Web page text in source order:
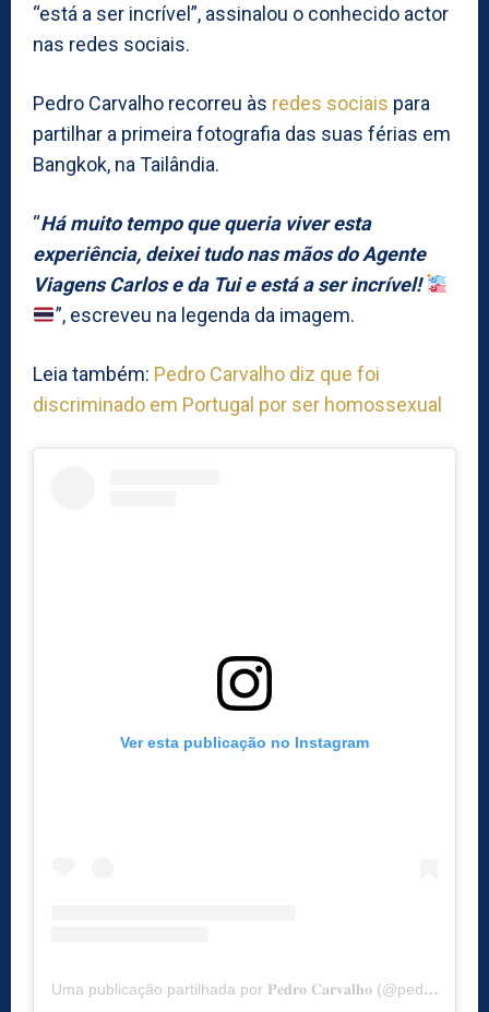
“está a ser incrível”, assinalou o conhecido actor
nas redes sociais.
Pedro Carvalho recorreu às redes sociais para
partilhar a primeira fotografia das suas férias em
Bangkok, na Tailândia.
“Há muito tempo que queria viver esta
experiência, deixei tudo nas mãos do Agente
Viagens Carlos e da Tui e está a ser incrível!
”, escreveu na legenda da imagem.
Leia também: Pedro Carvalho diz que foi
discriminado em Portugal por ser homossexual
Ver esta publicação no Instagram
Uma publicação partilhada por 𝐏𝐞𝐝𝐫𝐨 𝐂𝐚𝐫𝐯𝐚𝐥𝐡𝐨 (@pedrocarvalho_oficial)